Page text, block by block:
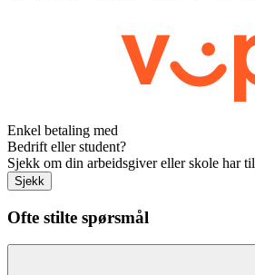
Enkel betaling med
Bedrift eller student?
Sjekk om din arbeidsgiver eller skole har
Sjekk
Ofte stilte spørsmål